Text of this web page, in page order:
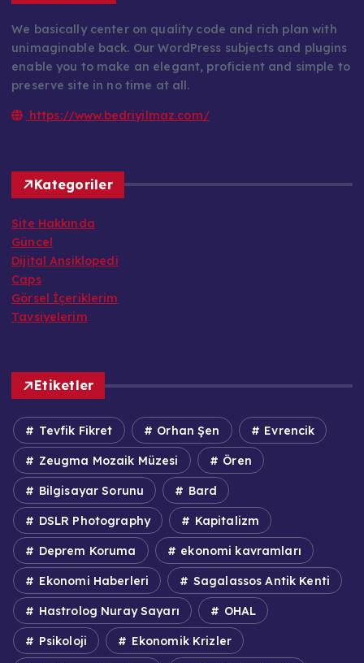
We basically center on quality code and rich plan with
unimaginable back. Our WordPress subjects and plugins
enable you to make an elegant, proficient and simple to
preserve site in no time at all.
https://www.bedriyilmaz.com/
Kategoriler
Site Hakkında
Güncel
Dijital Ansiklopedi
Caps
Görsel İçeriklerim
Tavsiyelerim
Etiketler
Tevfik Fikret Orhan Şen Evrencik
Zeugma Mozaik Müzesi Ören
Bilgisayar Sorunu Bard
DSLR Photography Kapitalizm
Deprem Koruma ekonomi kavramları
Ekonomi Haberleri Sagalassos Antik Kenti
Hastrolog Nuray Sayarı OHAL
Psikoloji Ekonomik Krizler